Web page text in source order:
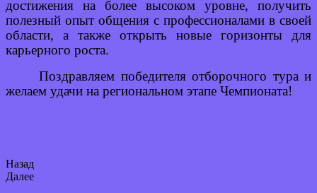
достижения на более высоком уровне, получить
полезный опыт общения с профессионалами в своей
области, а также открыть новые горизонты для
карьерного роста.
Поздравляем победителя отборочного тура и
желаем удачи на региональном этапе Чемпионата!
Назад
Далее